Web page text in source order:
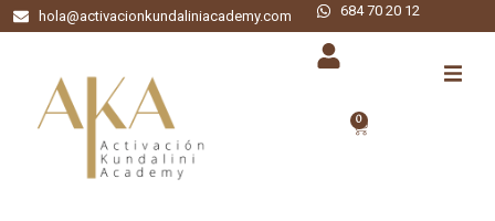
hola@activacionkundaliniacademy.com 684 70 20 12
0